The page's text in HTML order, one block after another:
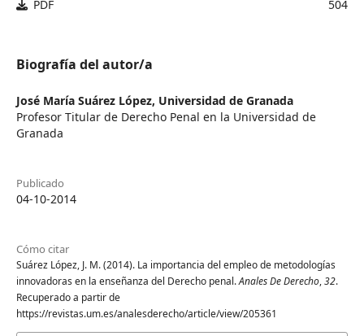
PDF
504
Biografía del autor/a
José María Suárez López, Universidad de Granada
Profesor Titular de Derecho Penal en la Universidad de
Granada
Publicado
04-10-2014
Cómo citar
Suárez López, J. M. (2014). La importancia del empleo de metodologías
innovadoras en la enseñanza del Derecho penal.Anales De Derecho,32.
Recuperado a partir de
https://revistas.um.es/analesderecho/article/view/205361